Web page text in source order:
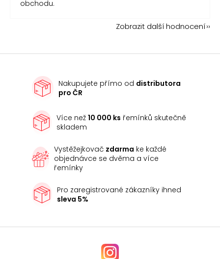
obchodu.
Zobrazit další hodnocení
Nakupujete přímo od distributora
pro ČR
Více než10 000 ks řemínků skutečně
skladem
Vystěžejkovač zdarma ke každé
objednávce se dvěma a více
řemínky
Pro zaregistrované zákazníky ihned
sleva 5%